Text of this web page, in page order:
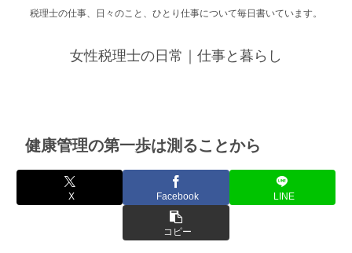
税理士の仕事、日々のこと、ひとり仕事について毎日書いています。
女性税理士の日常｜仕事と暮らし
健康管理の第一歩は測ることから
X Facebook LINE
コピー